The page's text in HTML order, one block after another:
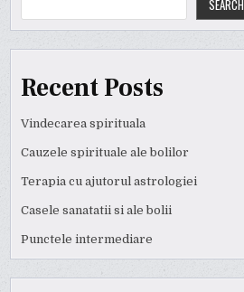
SEARCH
Recent Posts
Vindecarea spirituala
Cauzele spirituale ale bolilor
Terapia cu ajutorul astrologiei
Casele sanatatii si ale bolii
Punctele intermediare